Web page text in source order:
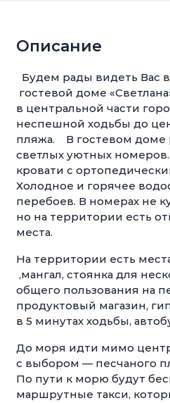
Описание
Будем рады видеть Вас
гостевой доме
в центральной части
неспешной ходьбы до
пляжа. В гостевом доме
светлых уютных
кровати с
Холодное и горячее
перебоев. В номерах не
но на территории есть
места.
На территории есть
,мангал, стоянка для
общего пользования на
продуктовый магазин,
в 5 минутах ходьбы,
До моря идти мимо
с выбором — песчаного
По пути к морю будут
маршрутные такси,